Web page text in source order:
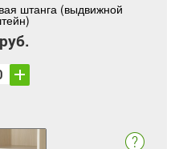
штанга (выдвижной